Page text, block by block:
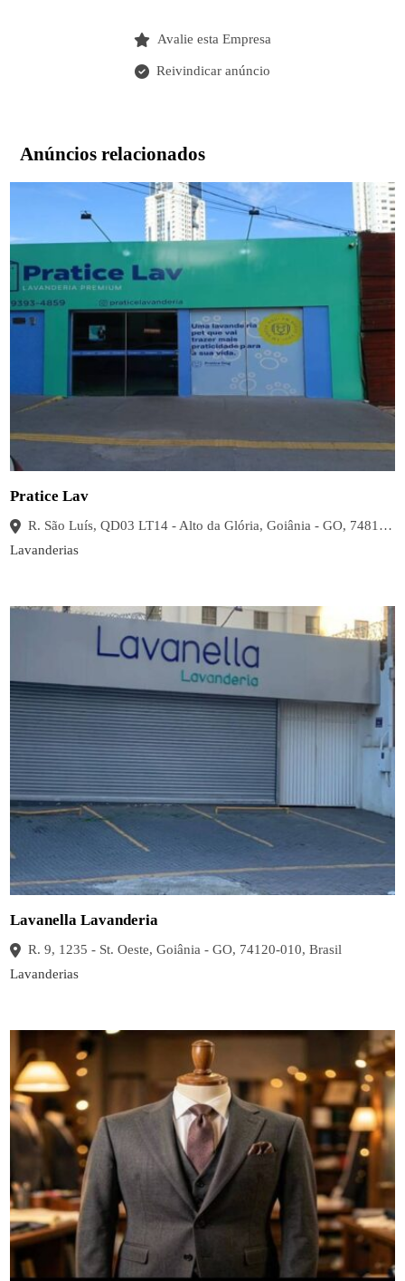
Avalie esta Empresa
Reivindicar anúncio
Anúncios relacionados
Pratice Lav
R. São Luís, QD03 LT14 - Alto da Glória, Goiânia - GO, 74815-755, Brasil
Lavanderias
Lavanella Lavanderia
R. 9, 1235 - St. Oeste, Goiânia - GO, 74120-010, Brasil
Lavanderias